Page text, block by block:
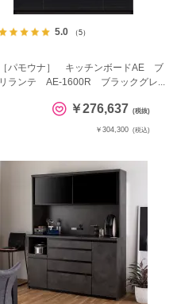
5.0 （5）
［パモウナ］ キッチンボードAE ブ
リランテ AE-1600R ブラックグレ...
￥276,637 (税抜)
￥304,300 (税込)